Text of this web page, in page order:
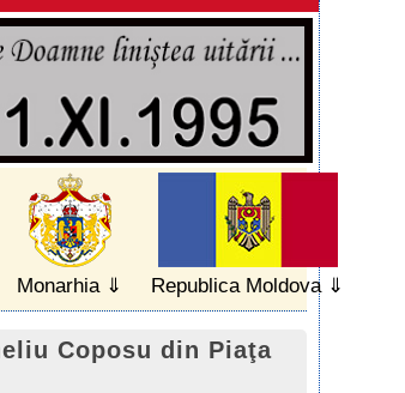
Monarhia Republica Moldova
Coposu din Piaţa